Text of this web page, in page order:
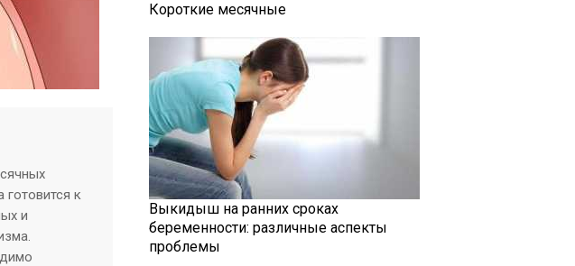
готовится к
и
Короткие месячные
Выкидыш на ранних сроках
беременности: различные аспекты
проблемы